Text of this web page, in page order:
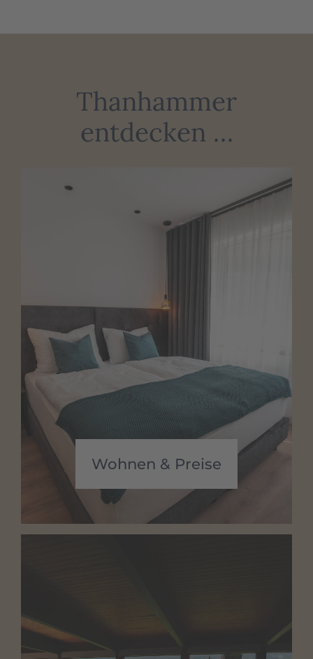
Thanhammer
entdecken …
Wohnen & Preise